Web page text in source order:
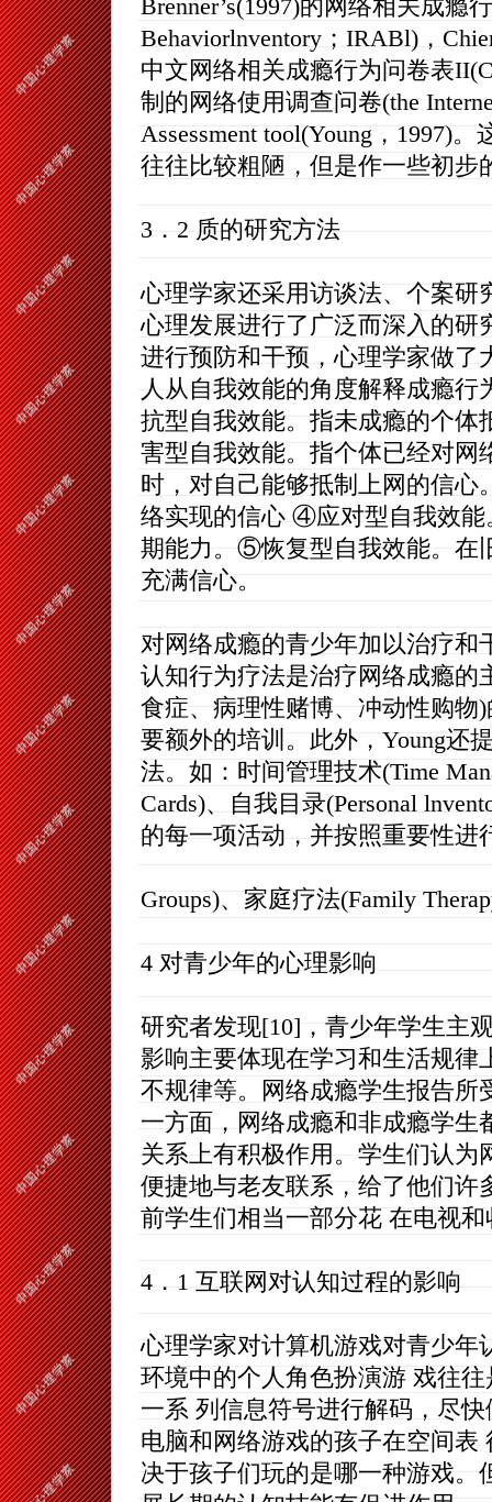
Brenner’s(1997)的网络相关成瘾
Behaviorlnventory；IRABl)，
中文网络相关成瘾行为问卷表
制的网络使用调查问卷(the
Assessment tool(Young，1997)
往往比较粗陋，但是作一些初步
3．2 质的研究方法
心理学家还采用访谈法、个案研
心理发展进行了广泛而深入的研
进行预防和干预，心理学家做了
人从自我效能的角度解释成瘾
抗型自我效能。指未成瘾的个
害型自我效能。指个体已经对网
时，对自己能够抵制上网的信
络实现的信心 ④应对型自我效能
期能力。⑤恢复型自我效能。在
充满信心。
对网络成瘾的青少年加以治疗和
认知行为疗法是治疗网络成瘾的
食症、病理性赌博、冲动性购物
要额外的培训。此外，Young还
法。如：时间管理技术(Time
Cards)、自我目录(Personal
的每一项活动，并按照重要性进
Groups)、家庭疗法(Family
4 对青少年的心理影响
研究者发现[10]，青少年学生主
影响主要体现在学习和生活规律
不规律等。网络成瘾学生报告所
一方面，网络成瘾和非成瘾学生
关系上有积极作用。学生们认为
便捷地与老友联系，给了他们许
前学生们相当一部分花 在电视
4．1 互联网对认知过程的影响
心理学家对计算机游戏对青少年
环境中的个人角色扮演游 戏往
一系 列信息符号进行解码，尽
电脑和网络游戏的孩子在空间表
决于孩子们玩的是哪一种游戏。